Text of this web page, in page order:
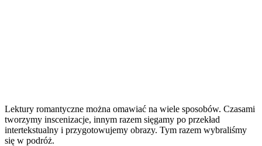
Lektury romantyczne można omawiać na wiele sposobów. Czasami
tworzymy inscenizacje, innym razem sięgamy po przekład
intertekstualny i przygotowujemy obrazy. Tym razem wybraliśmy
się w podróż.